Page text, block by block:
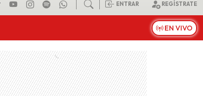
ENTRAR REGÍSTRATE
EN VIVO